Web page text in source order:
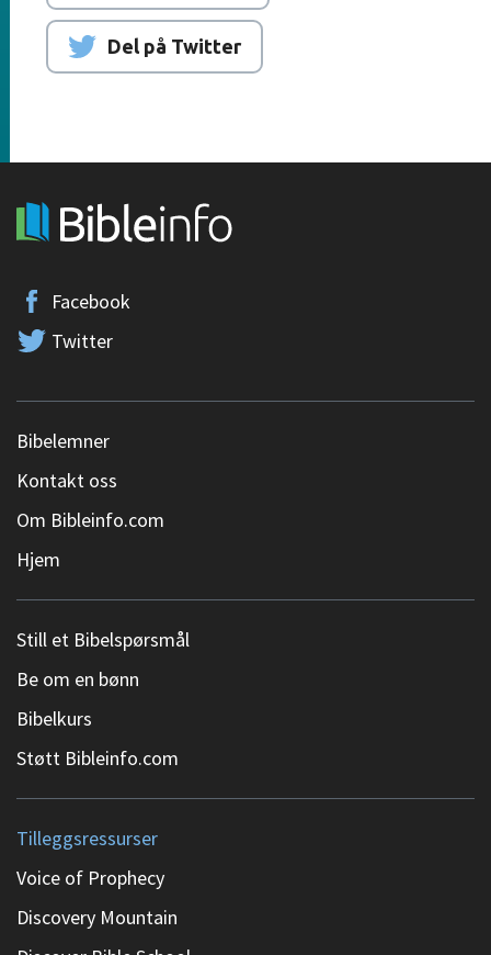
Del på Twitter
Facebook
Twitter
Bibelemner
Kontakt oss
Om Bibleinfo.com
Hjem
Still et Bibelspørsmål
Be om en bønn
Bibelkurs
Støtt Bibleinfo.com
Tilleggsressurser
Voice of Prophecy
Discovery Mountain